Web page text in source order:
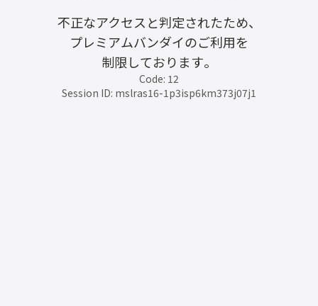
不正なアクセスと判定されたため、
プレミアムバンダイのご利用を
制限しております。
Code: 12
Session ID: mslras16-1p3isp6km373j07j1